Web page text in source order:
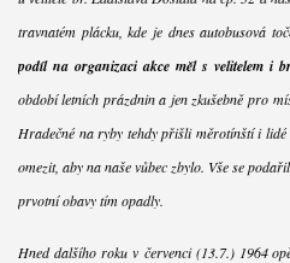
travnatém plácku, kde je dnes autobusová
podíl na organizaci akce měl s velitelem i
období letních prázdnin a jen zkušebně pro
Hradečné na ryby tehdy přišli měrotínští i
omezit, aby na naše vůbec zbylo. Vše se
prvotní obavy tím opadly.
Hned dalšího roku v červenci (13.7.) 1964